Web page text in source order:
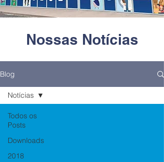
Nossas Notícias
Blog
Todos os
Posts
Downloads
2018
Notícias